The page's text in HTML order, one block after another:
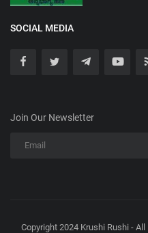
SOCIAL MEDIA
Join Our Newsletter
Copyright 2024 Krushi Rushi -